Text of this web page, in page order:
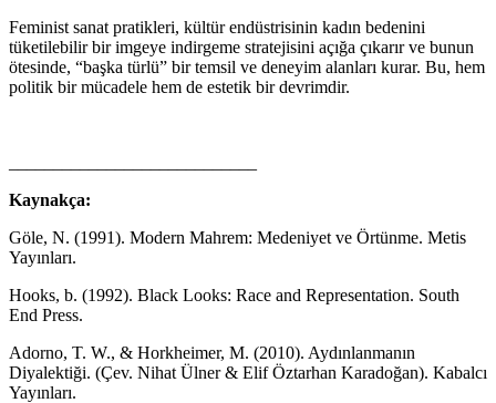
Feminist sanat pratikleri, kültür endüstrisinin kadın bedenini
tüketilebilir bir imgeye indirgeme stratejisini açığa çıkarır ve bunun
ötesinde, “başka türlü” bir temsil ve deneyim alanları kurar. Bu, hem
politik bir mücadele hem de estetik bir devrimdir.
Kaynakça:
Göle, N. (1991). Modern Mahrem: Medeniyet ve Örtünme. Metis
Yayınları.
Hooks, b. (1992). Black Looks: Race and Representation. South
End Press.
Adorno, T. W., & Horkheimer, M. (2010). Aydınlanmanın
Diyalektiği. (Çev. Nihat Ülner & Elif Öztarhan Karadoğan). Kabalcı
Yayınları.